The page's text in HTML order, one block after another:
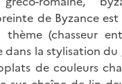
de Byzance
(chasseur
dans la stylisation
de couleurs